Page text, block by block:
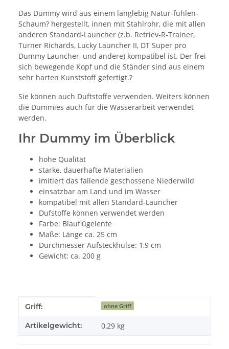
Das Dummy wird aus einem langlebig Natur-fühlen-
Schaum? hergestellt, innen mit Stahlrohr, die mit allen
anderen Standard-Launcher (z.b. Retriev-R-Trainer,
Turner Richards, Lucky Launcher II, DT Super pro
Dummy Launcher, und andere) kompatibel ist. Der frei
sich bewegende Kopf und die Ständer sind aus einem
sehr harten Kunststoff gefertigt.?
Sie können auch Duftstoffe verwenden. Weiters können
die Dummies auch für die Wasserarbeit verwendet
werden.
Ihr Dummy im Überblick
hohe Qualität
starke, dauerhafte Materialien
imitiert das fallende geschossene Niederwild
einsatzbar am Land und im Wasser
kompatibel mit allen Standard-Launcher
Dufstoffe können verwendet werden
Farbe: Blauflügelente
Maße: Länge ca. 25 cm
Durchmesser Aufsteckhülse: 1,9 cm
Gewicht: ca. 200 g
Produkteigenschaft
Wert
Griff: ohne Griff
Artikelgewicht: 0,29 kg